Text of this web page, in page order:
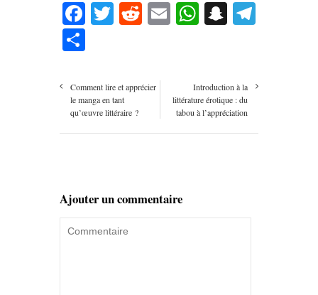
Facebook
Twitter
RedditEmailWhatsApp
Comment lire et apprécier
le manga en tant
qu’œuvre littéraire ?
Introduction à la
littérature érotique : du
tabou à l’appréciation
Ajouter un commentaire